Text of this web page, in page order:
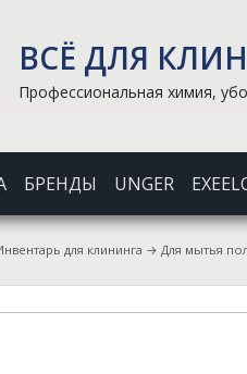
ВСЁ ДЛЯ
Профессиональная химия,
БРЕНДЫ UNGER
для клининга → Для мытья